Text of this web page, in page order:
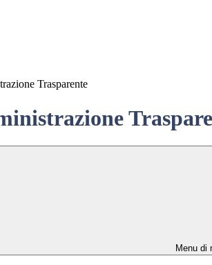
Trasparente
Menu di